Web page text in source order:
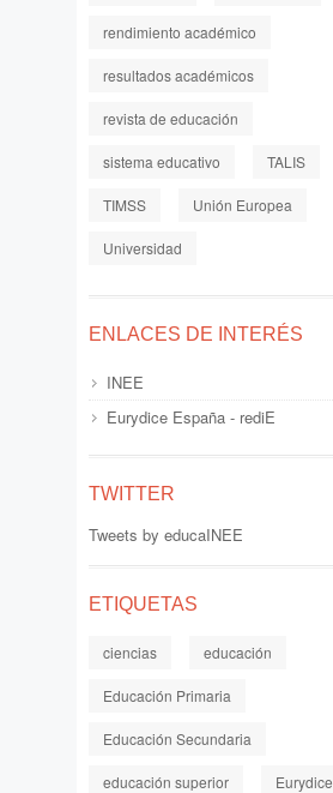
rendimiento académico
resultados académicos
revista de educación
sistema educativo TALIS
TIMSS Unión Europea
Universidad
ENLACES DE INTERÉS
INEE
Eurydice España - rediE
TWITTER
Tweets by educaINEE
ETIQUETAS
ciencias educación
Educación Primaria
Educación Secundaria
educación superior Eurydice